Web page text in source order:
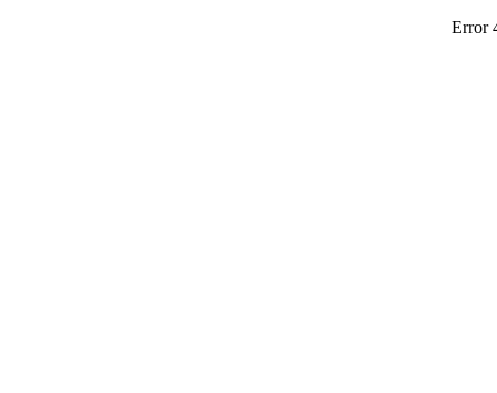
Error